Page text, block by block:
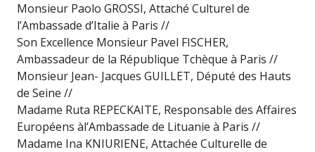
Monsieur Paolo GROSSI, Attaché Culturel de
l’Ambassade d’Italie à Paris //
Son Excellence Monsieur Pavel FISCHER,
Ambassadeur de la République Tchèque à Paris //
Monsieur Jean- Jacques GUILLET, Député des Hauts
de Seine //
Madame Ruta REPECKAITE, Responsable des Affaires
Européens àl’Ambassade de Lituanie à Paris //
Madame Ina KNIURIENE, Attachée Culturelle de